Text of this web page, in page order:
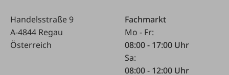
Handelsstraße 9
A-4844 Regau
Österreich
Fachmarkt
Mo - Fr:
08:00 - 17:00 Uhr
Sa:
08:00 - 12:00 Uhr